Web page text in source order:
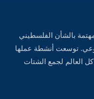
بالشأن الفلسطيني
توسعت أنشطة عملها
العالم لجمع الشتات